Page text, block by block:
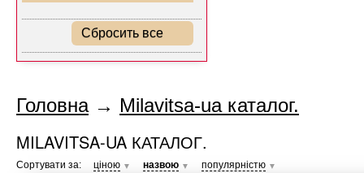
Сбросить все
Головна→ Milavitsa-ua каталог.
MILAVITSA-UA КАТАЛОГ.
Сортувати за: ціною ▼ назвою ▼ популярністю ▼